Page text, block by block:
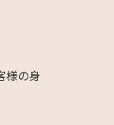
様の身